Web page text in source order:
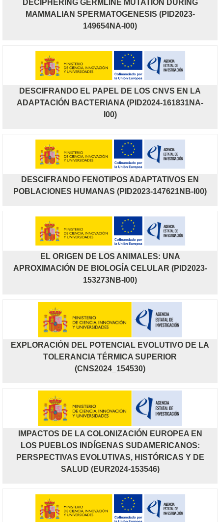
DECIPHERING GERMLINE MUTATION DURING
MAMMALIAN SPERMATOGENESIS (PID2023-
149654NA-I00)
DESCIFRANDO EL PAPEL DE LOS CNVS EN LA
ADAPTACIÓN BACTERIANA (PID2024-161831NA-
I00)
DESCIFRANDO FENOTIPOS ADAPTATIVOS EN
POBLACIONES HUMANAS (PID2023-147621NB-I00)
EL ORIGEN DE LOS ANIMALES: UNA
APROXIMACIÓN DE BIOLOGÍA CELULAR (PID2023-
153273NB-I00)
EXPLORACIÓN DEL POTENCIAL EVOLUTIVO DE LA
TOLERANCIA TÉRMICA SUPERIOR
(CNS2024_154530)
IMPACTOS DE LA COLONIZACIÓN EUROPEA EN
LOS PUEBLOS INDÍGENAS SUDAMERICANOS:
PERSPECTIVAS EVOLUTIVAS, HISTÓRICAS Y DE
SALUD (EUR2024-153546)